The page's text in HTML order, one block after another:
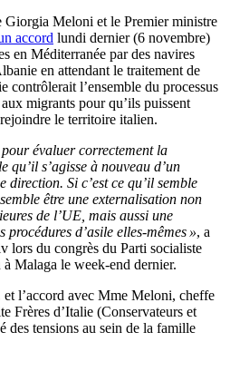
Giorgia Meloni et le Premier ministre
accord lundi dernier (6 novembre)
en Méditerranée par des navires
en attendant le traitement de
contrôlerait l’ensemble du processus
migrants pour qu’ils puissent
le territoire italien.
évaluer correctement la
qu’il s’agisse à nouveau d’un
direction. Si c’est ce qu’il semble
être une externalisation non
de l’UE, mais aussi une
d’asile elles-mêmes », a
lors du congrès du Parti socialiste
à Malaga le week-end dernier.
l’accord avec Mme Meloni, cheffe
Frères d’Italie (Conservateurs et
des tensions au sein de la famille